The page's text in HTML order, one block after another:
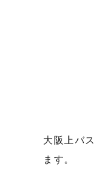
大阪上バ
ます。